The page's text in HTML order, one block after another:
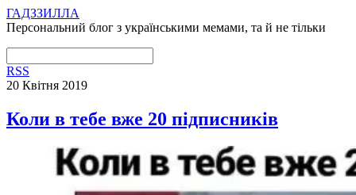
ГАДЗЗИЛЛА
Персональний блог з українськими мемами, та й не тільки
RSS
20 Квітня 2019
Коли в тебе вже 20 підписників